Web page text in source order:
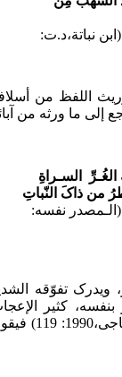
اللفظ من
إلی ما ورثه من
الغُـرِّ السـراةِ
من ذاکَ النّباتِ
نفسه:
ویدرک تفوّقه
کثیر
بشعره وشاعریته ومواهبه فی القریض.